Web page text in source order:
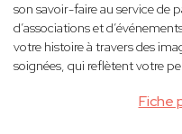
Fiche
son savoir-faire au service de
d’associations et
votre histoire à travers des
soignées, qui reflètent votre